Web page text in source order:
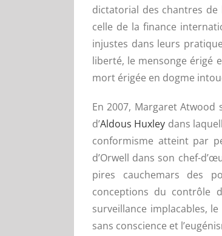
dictatorial des chantres de
celle de la finance
injustes dans leurs
liberté, le mensonge érigé
mort érigée en dogme
En 2007, Margaret Atwood
d’Aldous Huxley dans
conformisme atteint par
d’Orwell dans son chef-
pires cauchemars des
conceptions du contrôle
surveillance implacables,
sans conscience et